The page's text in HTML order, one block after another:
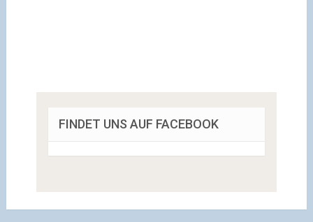
FINDET UNS AUF FACEBOOK